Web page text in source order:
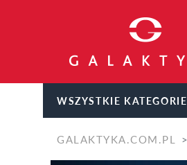
WSZYSTKIE KATEGORIE
GALAKTYKA.COM.PL